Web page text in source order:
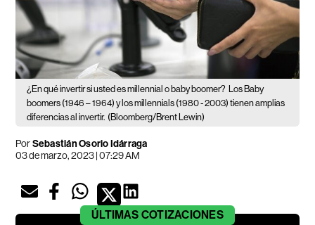
¿En qué invertir si usted es millennial o baby boomer?
Los Baby
boomers (1946 – 1964) y los millennials (1980 - 2003) tienen amplias
diferencias al invertir. (Bloomberg/Brent Lewin)
PorSebastián Osorio Idárraga
03 de marzo, 2023 | 07:29 AM
ÚLTIMAS COTIZACIONES